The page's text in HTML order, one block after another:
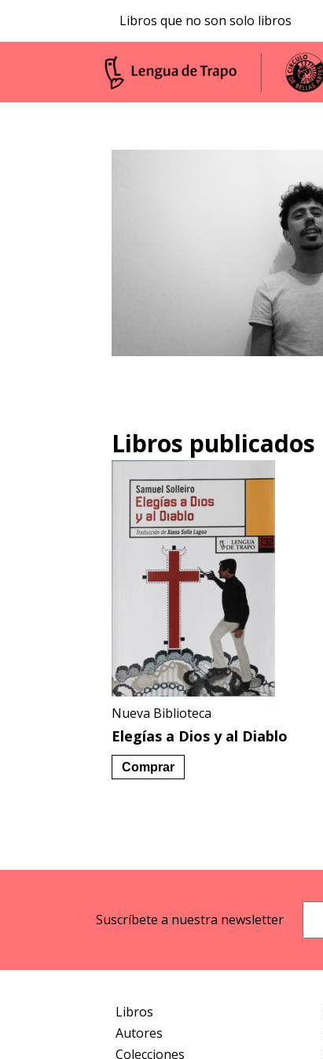
Libros que no son solo libros
Libros publicados
Nueva Biblioteca
Elegías a Dios y al Diablo
Comprar
Suscríbete a nuestra newsletter
Libros
Autores
Colecciones